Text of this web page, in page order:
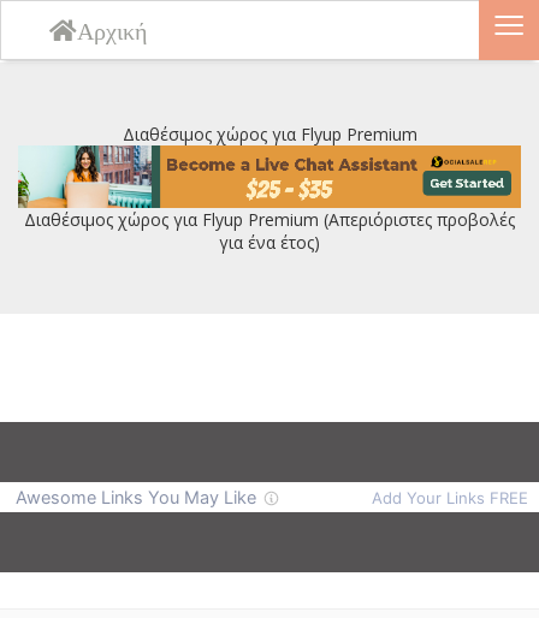
Διαθέσιμος χώρος για Flyup Premium
Διαθέσιμος χώρος για Flyup Premium (Απεριόριστες προβολές
για ένα έτος)
Αρχική ≡